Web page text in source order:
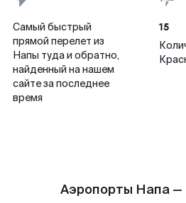
Самый быстрый
прямой перелет из
Напы туда и обратно,
найденный на нашем
сайте за последнее
время
15
Аэропорты Напа